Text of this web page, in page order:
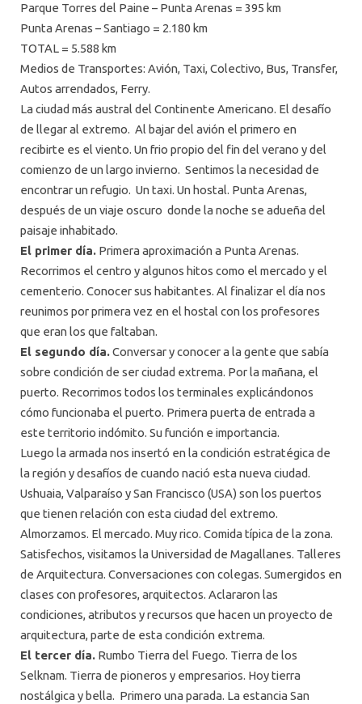
Parque Torres del Paine – Punta Arenas = 395 km
Punta Arenas – Santiago = 2.180 km
TOTAL = 5.588 km
Medios de Transportes: Avión, Taxi, Colectivo, Bus, Transfer,
Autos arrendados, Ferry.
La ciudad más austral del Continente Americano. El desafío
de llegar al extremo. Al bajar del avión el primero en
recibirte es el viento. Un frio propio del fin del verano y del
comienzo de un largo invierno. Sentimos la necesidad de
encontrar un refugio. Un taxi. Un hostal. Punta Arenas,
después de un viaje oscuro donde la noche se adueña del
paisaje inhabitado.
El primer día. Primera aproximación a Punta Arenas.
Recorrimos el centro y algunos hitos como el mercado y el
cementerio. Conocer sus habitantes. Al finalizar el día nos
reunimos por primera vez en el hostal con los profesores
que eran los que faltaban.
El segundo día.Conversar y conocer a la gente que sabía
sobre condición de ser ciudad extrema. Por la mañana, el
puerto. Recorrimos todos los terminales explicándonos
cómo funcionaba el puerto. Primera puerta de entrada a
este territorio indómito. Su función e importancia.
Luego la armada nos insertó en la condición estratégica de
la región y desafíos de cuando nació esta nueva ciudad.
Ushuaia, Valparaíso y San Francisco (USA) son los puertos
que tienen relación con esta ciudad del extremo.
Almorzamos. El mercado. Muy rico. Comida típica de la zona.
Satisfechos, visitamos la Universidad de Magallanes. Talleres
de Arquitectura. Conversaciones con colegas. Sumergidos en
clases con profesores, arquitectos. Aclararon las
condiciones, atributos y recursos que hacen un proyecto de
arquitectura, parte de esta condición extrema.
El tercer día. Rumbo Tierra del Fuego. Tierra de los
Selknam. Tierra de pioneros y empresarios. Hoy tierra
nostálgica y bella. Primero una parada. La estancia San